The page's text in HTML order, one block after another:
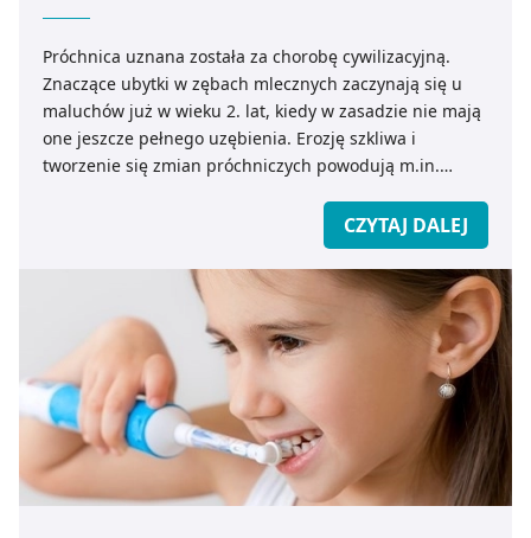
Próchnica uznana została za chorobę cywilizacyjną.
Znaczące ubytki w zębach mlecznych zaczynają się u
maluchów już w wieku 2. lat, kiedy w zasadzie nie mają
one jeszcze pełnego uzębienia. Erozję szkliwa i
tworzenie się zmian próchniczych powodują m.in.
dnia. Jak walczyć z próchnicą na zębach? Czy
profilaktyka i codzienna higiena jamy ustnej to zawsze
klucz do zdrowego uśmiechu?
CZYTAJ DALEJ